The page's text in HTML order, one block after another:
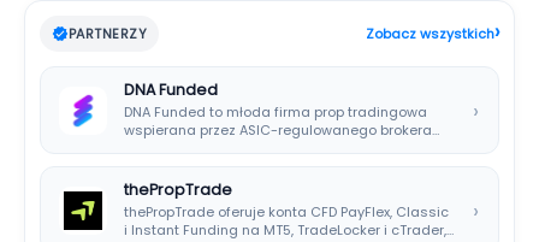
PARTNERZY Zobacz wszystkich›
DNA Funded
DNA Funded to młoda firma prop tradingowa
wspierana przez ASIC-regulowanego brokera
›
thePropTrade
thePropTrade oferuje konta CFD PayFlex, Classic
i Instant Funding na MT5, TradeLocker i cTrader,…
›